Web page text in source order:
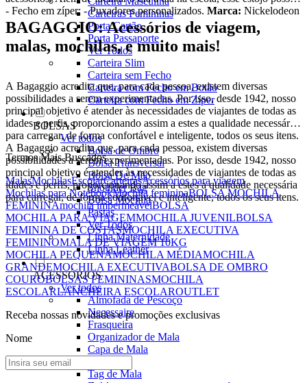
Carteiras Femininas
Porta Cartão
Porta Passaporte
Ver Todos
Carteira Slim
Carteira sem Fecho
Carteira com Fecho em Botão
Carteira com Fecho em Zíper
BOLSAS
Ver todos
Bolsa de Ombro
Bolsa Transversal
Bolsa De Mão
Shoulder Bag
Bolsa Mochila
Pastas
Ver Todos
Linha Maternidade
Linha Leather
ACESSÓRIOS
Ver todos
Almofada de Pescoço
Necessaire
Frasqueira
Organizador de Mala
Capa de Mala
Tag de Mala
- Fecho em zíper; - Puxadores personalizados. Marca: Nickelodeon
BAGAGGIO: Acessórios de viagem,
malas, mochilas, e muito mais!
A Bagaggio acredita que, para cada pessoa, existem diversas
possibilidades a serem experimentadas. Por isso, desde 1942, nosso
principal objetivo é atender às necessidades de viajantes de todas as
idades e perfis, proporcionando assim a estes a qualidade necessária
para carregar, de forma confortável e inteligente, todos os seus itens.
A Bagaggio acredita que, para cada pessoa, existem diversas
possibilidades a serem experimentadas. Por isso, desde 1942, nosso
principal objetivo é atender às necessidades de viajantes de todas as
idades e perfis, proporcionando assim a estes a qualidade necessária
para carregar, de forma confortável e inteligente, todos os seus itens.
Termos Mais Buscados
MalasMochilasEscolarCarteirasAcessórios para viagem
Mochilas para NotebookMochila femininaBOLSA MOCHILA
FEMININAmochila impermeávelBOLSA
MOCHILA PARA VIAGEMMOCHILA JUVENILBOLSA
FEMININA DE COSTASMOCHILA EXECUTIVA
FEMININOMALA DE VIAGEM 10KG
MOCHILA PEQUENAMOCHILA MÉDIAMOCHILA
GRANDEMOCHILA EXECUTIVABOLSA DE OMBRO
COUROBOLSAS FEMININASMOCHILA
ESCOLARLANCHEIRA ESCOLAROUTLET
Receba nossas novidades e promoções exclusivas
Nome